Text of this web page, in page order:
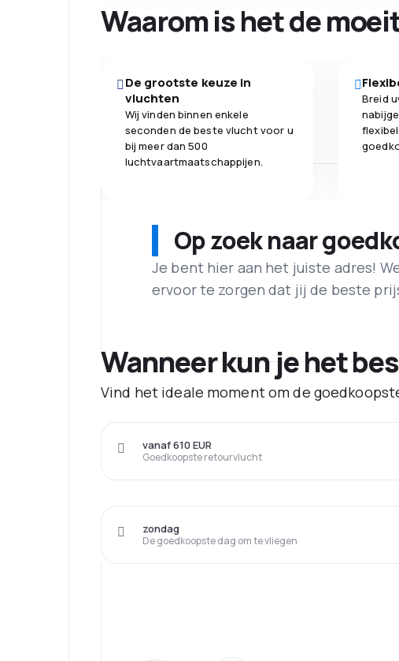
Waarom is het de
De grootste keuze in
vluchten
Wij vinden binnen enkele
seconden de beste vlucht voor u
bij meer dan 500
luchtvaartmaatschappijen.
Breid
Op zoek naar
Je bent hier aan het juiste adres!
ervoor te zorgen dat jij de beste
Wanneer kun je het
Vind het ideale moment om de
Goedkoopste retourvlucht
vanaf 610 EUR
De goedkoopste dag om te vliegen
zondag